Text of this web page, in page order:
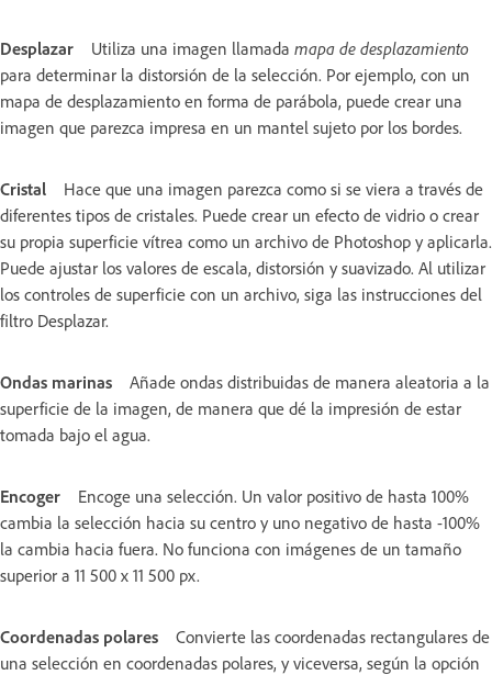
Desplazar Utiliza una imagen llamada mapa de desplazamiento
para determinar la distorsión de la selección. Por ejemplo, con un
mapa de desplazamiento en forma de parábola, puede crear una
imagen que parezca impresa en un mantel sujeto por los bordes.
Cristal
Hace que una imagen parezca como si se viera a través de
diferentes tipos de cristales. Puede crear un efecto de vidrio o crear
su propia superficie vítrea como un archivo de Photoshop y aplicarla.
Puede ajustar los valores de escala, distorsión y suavizado. Al utilizar
los controles de superficie con un archivo, siga las instrucciones del
filtro Desplazar.
Ondas marinas
Añade ondas distribuidas de manera aleatoria a la
superficie de la imagen, de manera que dé la impresión de estar
tomada bajo el agua.
Encoger
Encoge una selección. Un valor positivo de hasta 100%
cambia la selección hacia su centro y uno negativo de hasta -100%
la cambia hacia fuera. No funciona con imágenes de un tamaño
superior a 11 500 x 11 500 px.
Coordenadas polares
Convierte las coordenadas rectangulares de
una selección en coordenadas polares, y viceversa, según la opción